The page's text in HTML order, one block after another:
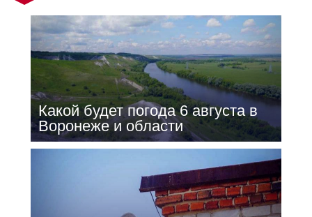
Какой будет погода 6 августа в
Воронеже и области